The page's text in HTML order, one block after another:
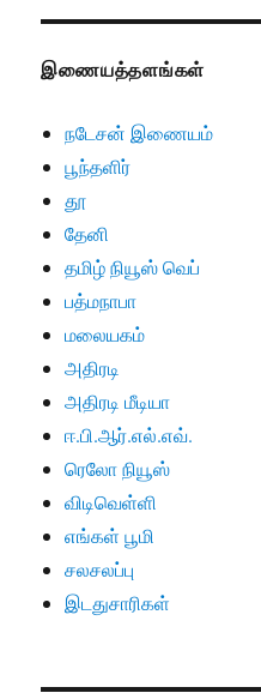
இணையத்தளங்கள்
நடேசன் இணையம்
பூந்தளிர்
தூ
தேனி
தமிழ் நியூஸ் வெப்
பத்மநாபா
மலையகம்
அதிரடி
அதிரடி மீடியா
ஈ.பி.ஆர்.எல்.எவ்.
ரெலோ நியூஸ்
விடிவெள்ளி
எங்கள் பூமி
சலசலப்பு
இடதுசாரிகள்